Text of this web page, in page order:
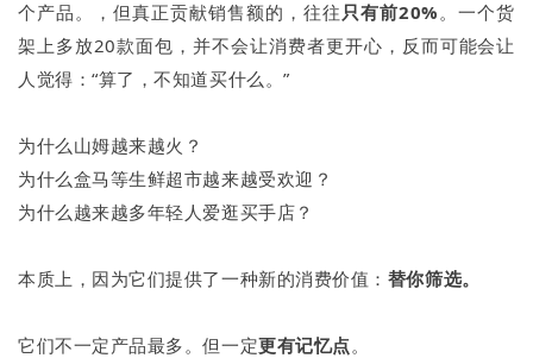
个产品。，但真正贡献销售额的，往往 只有前20% 。一个货
架上多放20款面包，并不会让消费者更开心，反而可能会让
人觉得：“算了，不知道买什么。”
为什么山姆越来越火？
为什么盒马等生鲜超市越来越受欢迎？
为什么越来越多年轻人爱逛买手店？
本质上，因为它们提供了一种新的消费价值： 替你筛选。
它们不一定产品最多。但一定更有记忆点。